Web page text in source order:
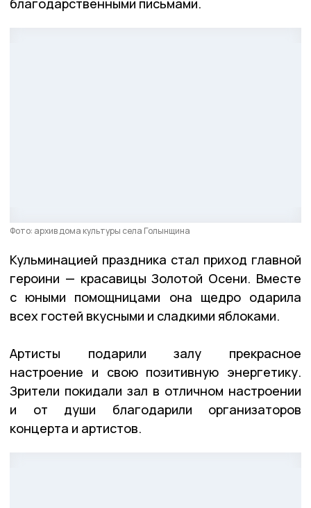
Фото: архив дома культуры села Голынщина
Кульминацией праздника стал приход главной
героини — красавицы Золотой Осени. Вместе
с юными помощницами она щедро одарила
всех гостей вкусными и сладкими яблоками.
Артисты подарили залу прекрасное
настроение и свою позитивную энергетику.
Зрители покидали зал в отличном настроении
и от души благодарили организаторов
концерта и артистов.